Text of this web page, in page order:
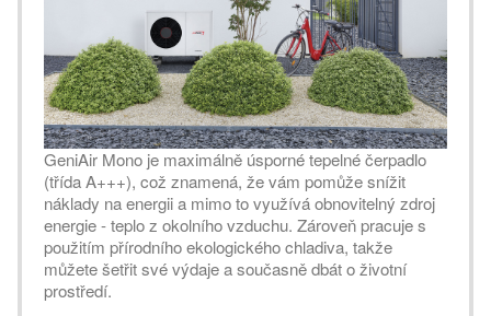
GeniAir Mono je maximálně úsporné tepelné čerpadlo
(třída A+++), což znamená, že vám pomůže snížit
náklady na energii a mimo to využívá obnovitelný zdroj
energie - teplo z okolního vzduchu. Zároveň pracuje s
použitím přírodního ekologického chladiva, takže
můžete šetřit své výdaje a současně dbát o životní
prostředí.